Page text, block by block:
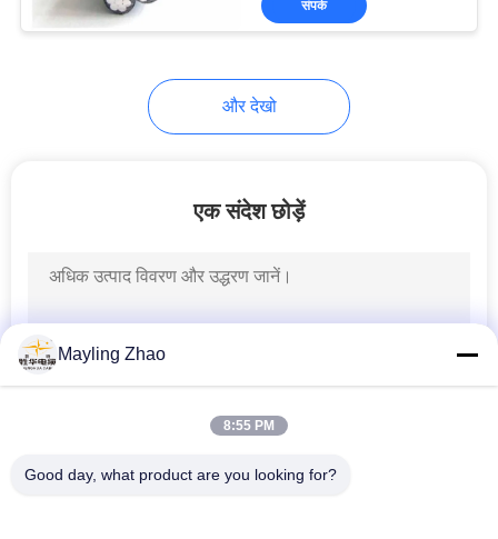
रबड़ शीटहेड केबल
नियंत्रण केबल्स
76
संपर्क
और देखो
एक संदेश छोड़ें
Mayling Zhao
8:55 PM
Good day, what product are you looking for?